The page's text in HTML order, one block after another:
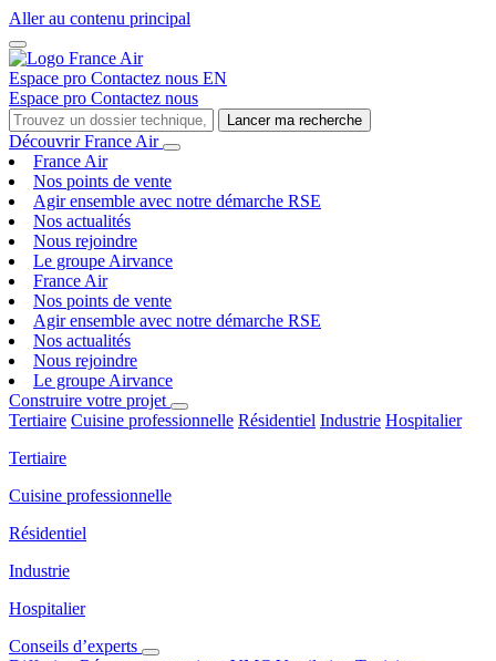
Aller au contenu principal
Espace pro Contactez nous EN
Espace pro Contactez nous
Lancer ma recherche
Découvrir France Air
France Air
Nos points de vente
Agir ensemble avec notre démarche RSE
Nos actualités
Nous rejoindre
Le groupe Airvance
France Air
Nos points de vente
Agir ensemble avec notre démarche RSE
Nos actualités
Nous rejoindre
Le groupe Airvance
Construire votre projet
Tertiaire Cuisine professionnelle Résidentiel Industrie Hospitalier
Tertiaire
Cuisine professionnelle
Résidentiel
Industrie
Hospitalier
Conseils d’experts